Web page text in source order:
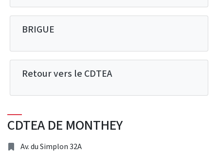
BRIGUE
Retour vers le CDTEA
CDTEA DE MONTHEY
adresse
Av. du Simplon 32A